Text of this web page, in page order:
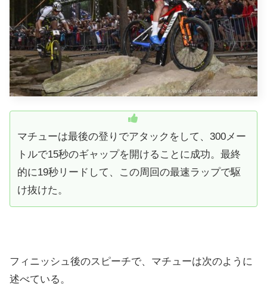
マチューは最後の登りでアタックをして、300メー
トルで15秒のギャップを開けることに成功。最終
的に19秒リードして、この周回の最速ラップで駆
け抜けた。
フィニッシュ後のスピーチで、マチューは次のように
述べている。